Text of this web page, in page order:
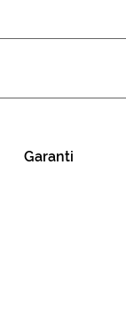
Garanti